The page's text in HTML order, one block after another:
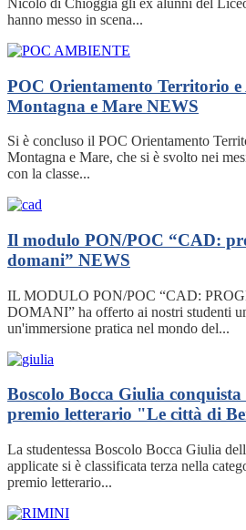
hanno messo in scena...
POC Orientamento Territorio
Montagna e Mare NEWS
Si è concluso il POC Orientamento
Montagna e Mare, che si è svolto nei
con la classe...
Il modulo PON/POC “CAD:
domani” NEWS
IL MODULO PON/POC “CAD:
DOMANI” ha offerto ai nostri studenti
un'immersione pratica nel mondo del...
Boscolo Bocca Giulia
premio letterario "Le città di
La studentessa Boscolo Bocca Giulia
applicate si è classificata terza nella
premio letterario...